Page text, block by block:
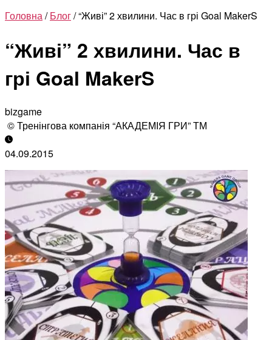
Головна/Блог/ “Живі” 2 хвилини. Час в грі Goal MakerS
“Живі” 2 хвилини. Час в
грі Goal MakerS
bizgame
© Тренінгова компанія “АКАДЕМІЯ ГРИ” ТМ
04.09.2015